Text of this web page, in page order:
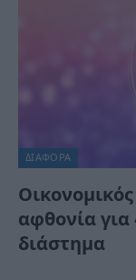
ΔΙΆΦΟΡΑ
αφθονία
διάστημα